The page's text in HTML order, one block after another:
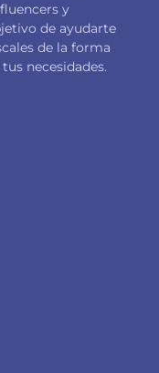
y
de ayudarte
de la forma
necesidades.